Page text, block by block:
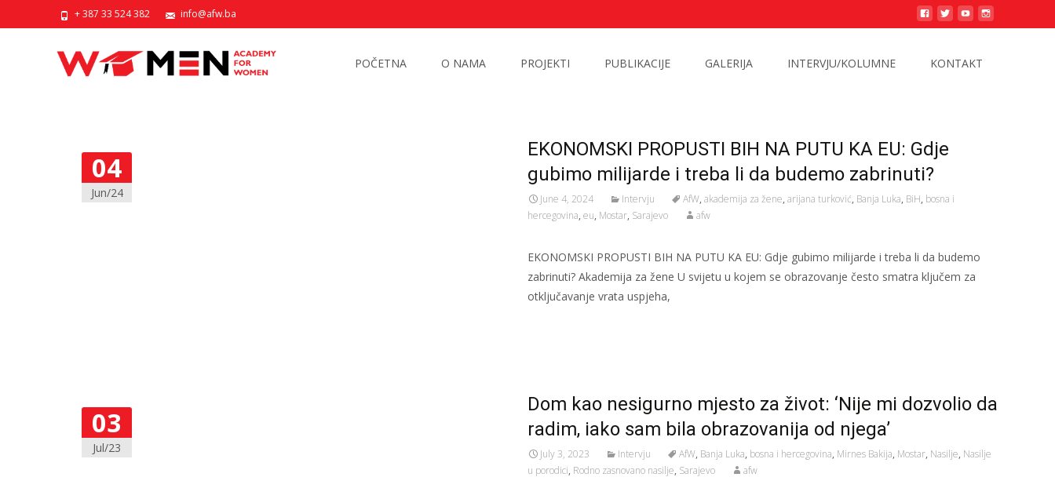
+ 387 33 524 382 info@afw.ba
POČETNA O NAMA PROJEKTI PUBLIKACIJE GALERIJA INTERVJU/KOLUMNE KONTAKT
04
Jun/24
EKONOMSKI PROPUSTI BIH NA PUTU KA EU: Gdje
gubimo milijarde i treba li da budemo zabrinuti?
June 4, 2024 Intervju AfW, akademija za žene, arijana turković, Banja Luka, BiH, bosna i
hercegovina, eu, Mostar, Sarajevo afw
EKONOMSKI PROPUSTI BIH NA PUTU KA EU: Gdje gubimo milijarde i treba li da budemo
zabrinuti? Akademija za žene U svijetu u kojem se obrazovanje često smatra ključem za
otključavanje vrata uspjeha,
03
Jul/23
Dom kao nesigurno mjesto za život: ‘Nije mi dozvolio da
radim, iako sam bila obrazovanija od njega’
July 3, 2023 Intervju AfW, Banja Luka, bosna i hercegovina, Mirnes Bakija, Mostar, Nasilje, Nasilje
u porodici, Rodno zasnovano nasilje, Sarajevo afw